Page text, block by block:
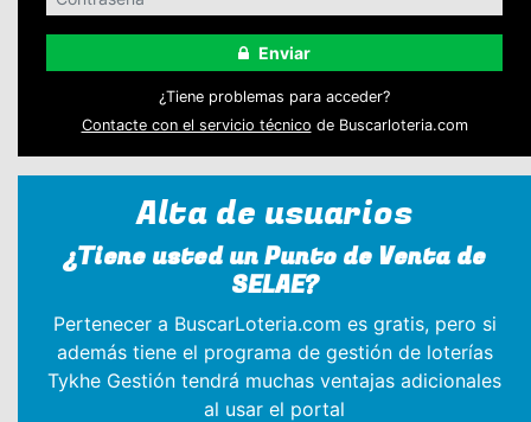
Enviar
¿Tiene problemas para acceder?
Contacte con el servicio técnico de Buscarloteria.com
Alta de usuarios
¿Tiene usted un Punto de Venta de
SELAE?
Pertenecer a BuscarLoteria.com es gratis, pero si
además tiene el programa de gestión de loterías
Tykhe Gestión tendrá muchas ventajas adicionales
al usar el portal